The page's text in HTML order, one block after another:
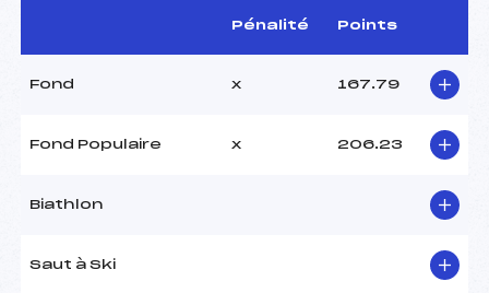
Pénalité Points
Fond x 167.79
Fond Populaire x 206.23
Biathlon
Saut à Ski